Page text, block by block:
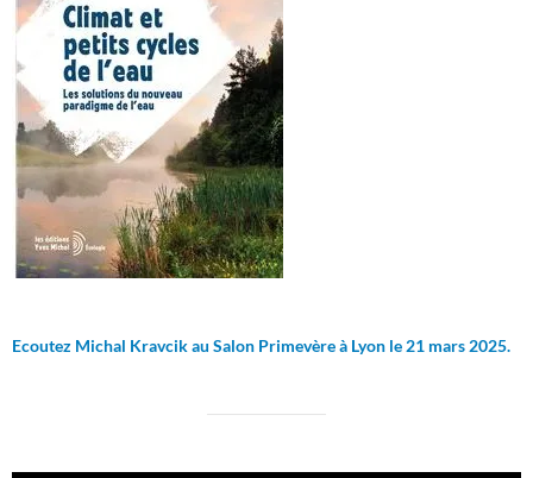
Ecoutez Michal Kravcik au Salon Primevère à Lyon le 21 mars 2025.